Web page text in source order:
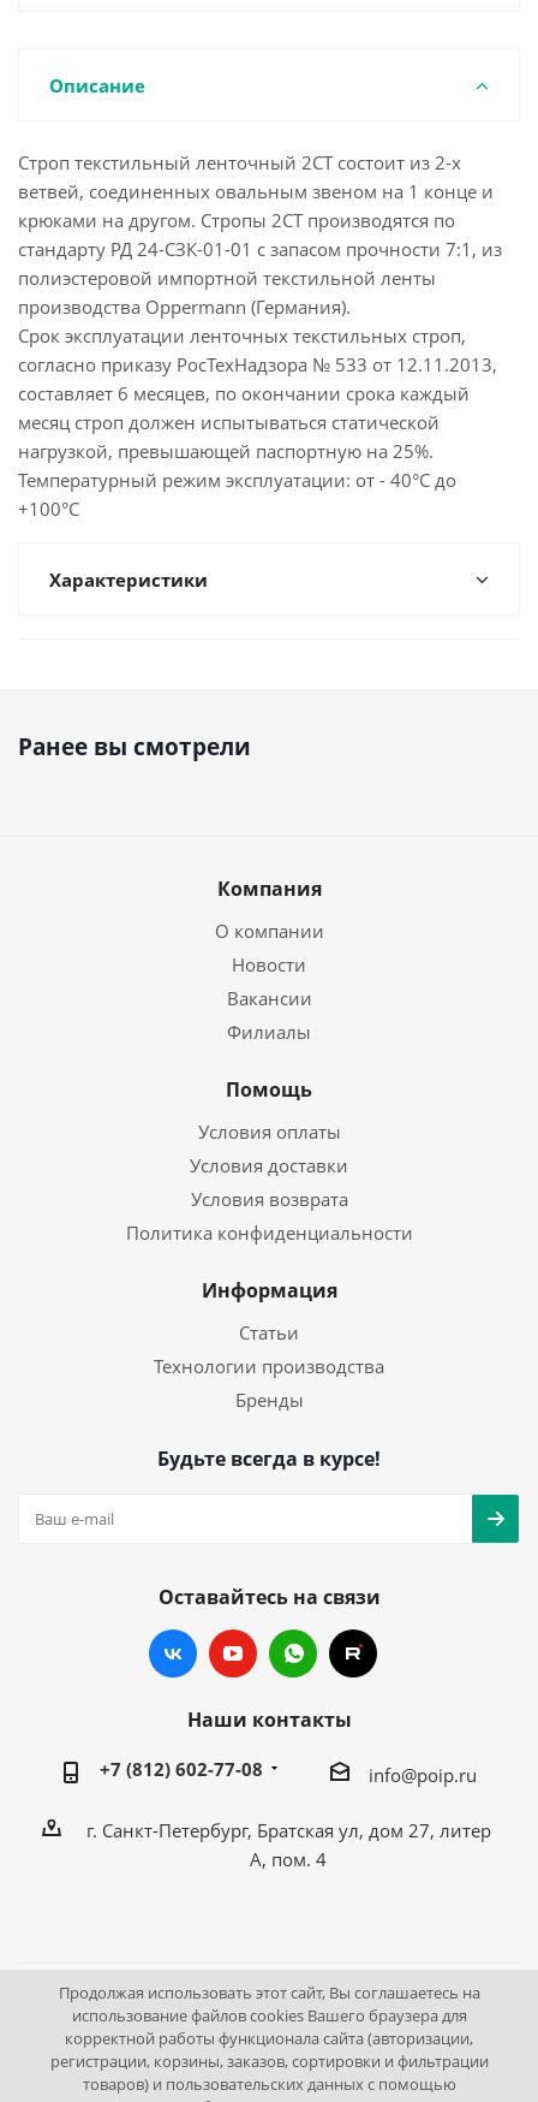
Описание
Строп текстильный ленточный 2СТ состоит из 2-х
ветвей, соединенных овальным звеном на 1 конце и
крюками на другом. Стропы 2СТ производятся по
стандарту РД 24-СЗК-01-01 с запасом прочности 7:1, из
полиэстеровой импортной текстильной ленты
производства Oppermann (Германия).
Срок эксплуатации ленточных текстильных строп,
согласно приказу РосТехНадзора № 533 от 12.11.2013,
составляет 6 месяцев, по окончании срока каждый
месяц строп должен испытываться статической
нагрузкой, превышающей паспортную на 25%.
Температурный режим эксплуатации: от - 40°С до
+100°С
Характеристики
Ранее вы смотрели
Компания
О компании
Новости
Вакансии
Филиалы
Помощь
Условия оплаты
Условия доставки
Условия возврата
Политика конфиденциальности
Информация
Статьи
Технологии производства
Бренды
Будьте всегда в курсе!
Оставайтесь на связи
Наши контакты
+7 (812) 602-77-08 info@poip.ru
г. Санкт-Петербург, Братская ул, дом 27, литер
А, пом. 4
2009 - 2026 © Промышленное оборудование Интернет
портал.
195043, г. Санкт-Петербург, Братская ул, дом 27, литер А,
Продолжая использовать этот сайт, Вы соглашаетесь на
использование файлов cookies Вашего браузера для
корректной работы функционала сайта (авторизации,
регистрации, корзины, заказов, сортировки и фильтрации
товаров) и пользовательских данных с помощью